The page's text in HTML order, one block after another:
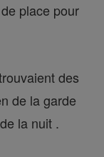
place pour
des
de la garde
la nuit .